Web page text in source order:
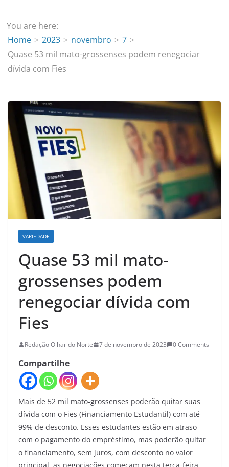
You are here:
Home
2023 novembro
7
Quase 53 mil mato-grossenses podem renegociar
dívida com Fies
VARIEDADE
Quase 53 mil mato-
grossenses podem
renegociar dívida com
Fies
Redação Olhar do Norte 7 de novembro de 2023 0 Comments
Compartilhe
Mais de 52 mil mato-grossenses poderão quitar suas
dívida com o Fies (Financiamento Estudantil) com até
99% de desconto. Esses estudantes estão em atraso
com o pagamento do empréstimo, mas poderão quitar
o financiamento, sem juros, com desconto no valor